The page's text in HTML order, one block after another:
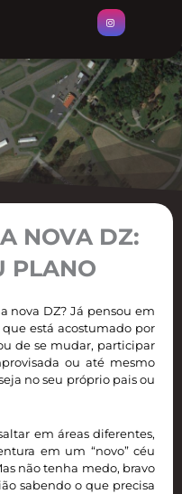
NOVA DZ:
PLANO
nova DZ? Já pensou em
está acostumado por
de se mudar, participar
ou até mesmo
no seu próprio pais ou
em áreas diferentes,
em um “novo” céu
não tenha medo, bravo
sabendo o que precisa